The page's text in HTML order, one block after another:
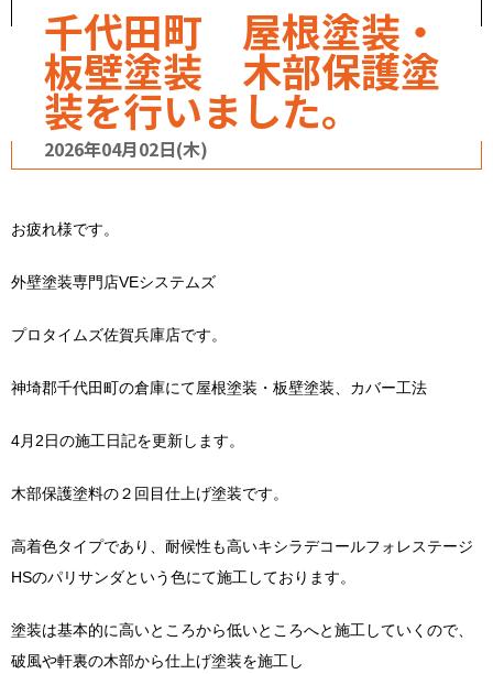
千代田町 屋根塗装・
板壁塗装 木部保護塗
装を行いました。
2026年04月02日(木)
お疲れ様です。
外壁塗装専門店VEシステムズ
プロタイムズ佐賀兵庫店です。
神埼郡千代田町の倉庫にて屋根塗装・板壁塗装、カバー工法
4月2日の施工日記を更新します。
木部保護塗料の２回目仕上げ塗装です。
高着色タイプであり、耐候性も高いキシラデコールフォレステージ
HSのパリサンダという色にて施工しております。
塗装は基本的に高いところから低いところへと施工していくので、
破風や軒裏の木部から仕上げ塗装を施工し